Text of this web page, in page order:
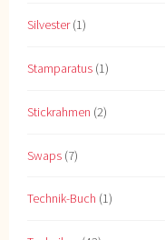
Silvester(1)
Stamparatus (1)
Stickrahmen (2)
Swaps (7)
Technik-Buch (1)